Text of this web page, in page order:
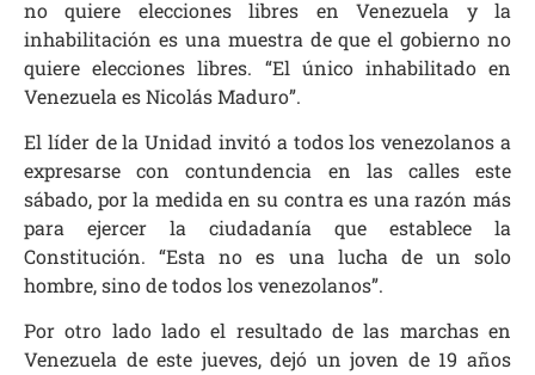
no quiere elecciones libres en Venezuela y la
inhabilitación es una muestra de que el gobierno no
quiere elecciones libres. “El único inhabilitado en
Venezuela es Nicolás Maduro”.
El líder de la Unidad invitó a todos los venezolanos a
expresarse con contundencia en las calles este
sábado, por la medida en su contra es una razón más
para ejercer la ciudadanía que establece la
Constitución. “Esta no es una lucha de un solo
hombre, sino de todos los venezolanos”.
Por otro lado lado el resultado de las marchas en
Venezuela de este jueves, dejó un joven de 19 años